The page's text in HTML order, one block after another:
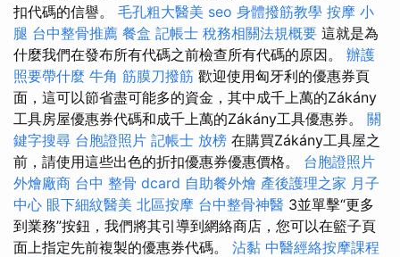
扣代碼的信譽。 毛孔粗大醫美 seo 身體撥筋教學 按摩 小
腿 台中整骨推薦 餐盒 記帳士 稅務相關法規概要 這就是為
什麼我們在發布所有代碼之前檢查所有代碼的原因。 辦護
照要帶什麼 牛角 筋膜刀撥筋 歡迎使用匈牙利的優惠券頁
面，這可以節省盡可能多的資金，其中成千上萬的Zákány
工具房屋優惠券代碼和成千上萬的Zákány工具優惠券。 關
鍵字搜尋 台胞證照片 記帳士 放榜 在購買Zákány工具屋之
前，請使用這些出色的折扣優惠券優惠價格。 台胞證照片
外燴廠商 台中 整骨 dcard 自助餐外燴 產後護理之家 月子
中心 眼下細紋醫美 北區按摩 台中整骨神醫 3並單擊“更多
到業務”按鈕，我們將其引導到網絡商店，您可以在籃子頁
面上指定先前複製的優惠券代碼。 沾黏 中醫經絡按摩課程